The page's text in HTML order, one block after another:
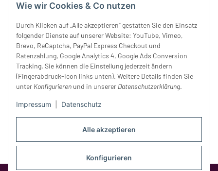
Alle akzeptieren
Konfigurieren
Wie wir Cookies & Co nutzen
Durch Klicken auf „Alle akzeptieren“ gestatten Sie den Einsatz
folgender Dienste auf unserer Website: YouTube, Vimeo,
Brevo, ReCaptcha, PayPal Express Checkout und
Ratenzahlung, Google Analytics 4, Google Ads Conversion
Tracking. Sie können die Einstellung jederzeit ändern
(Fingerabdruck-Icon links unten). Weitere Details finden Sie
unter Konfigurieren und in unserer Datenschutzerklärung.
Impressum Datenschutz
Donnerstag:
10 - 18 Uhr
Samstag:
10 - 14 Uhr
Unser Service
Rechtliches